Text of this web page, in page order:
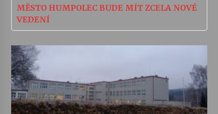
MĚSTO HUMPOLEC BUDE MÍT ZCELA NOVÉ
VEDENÍ